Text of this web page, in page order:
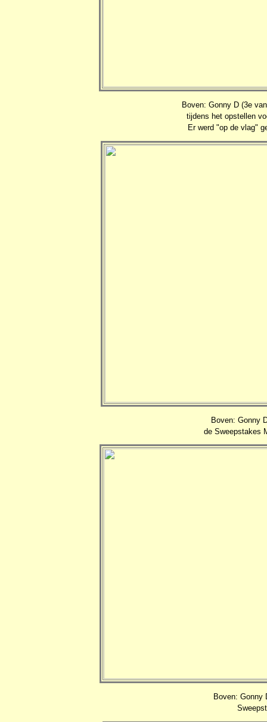
Boven: Gonny D (3e
tijdens het opstellen
Er werd "op de vlag"
Boven: Gonny
de Sweepstakes
Boven: Gonny